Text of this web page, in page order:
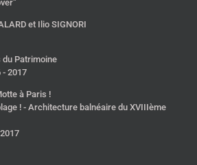
et Ilio SIGNORI
du Patrimoine
- 2017
à Paris !
! - Architecture balnéaire du XVIIIème